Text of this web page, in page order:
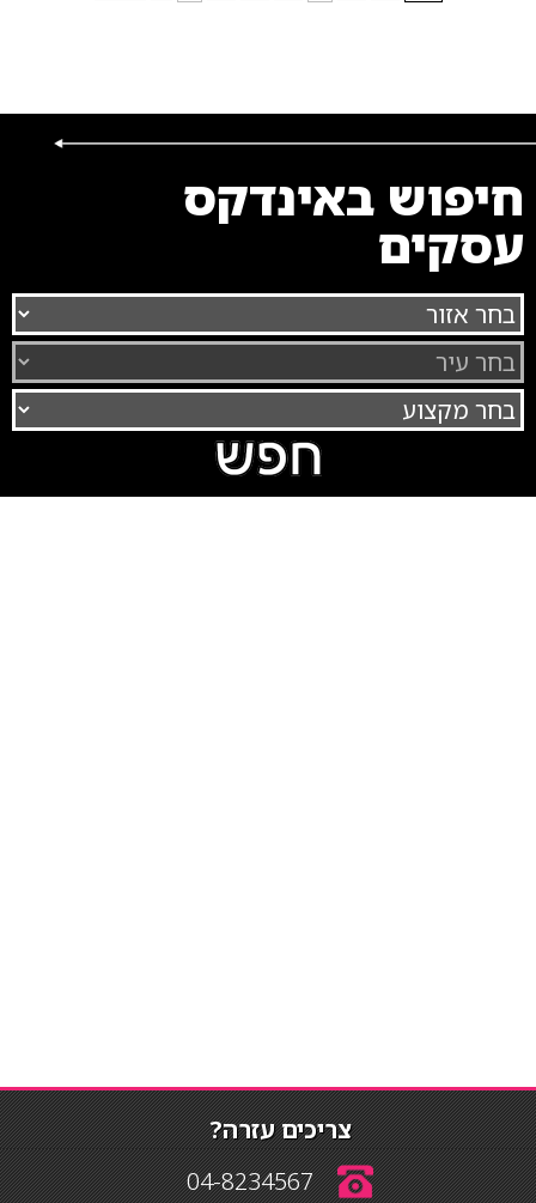
חיפוש באינדקס
עסקים
צריכים עזרה?
04-8234567